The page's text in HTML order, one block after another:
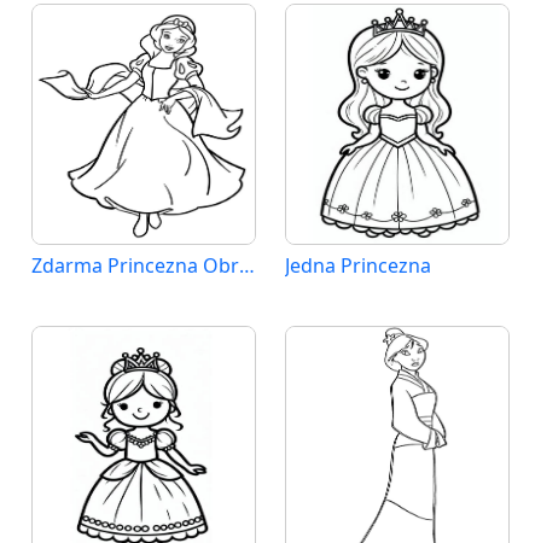
Zdarma Princezna Obrázek Jedna Princezna